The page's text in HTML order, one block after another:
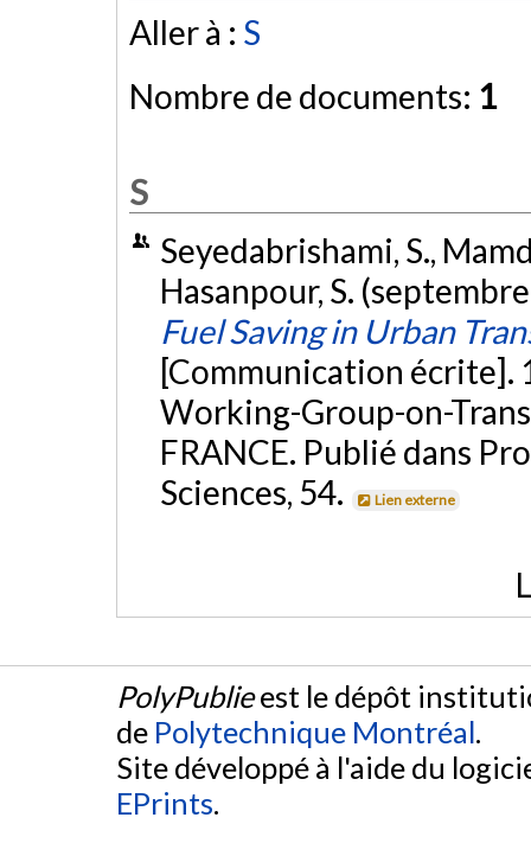
Aller à : S
Nombre de documents: 1
S
Seyedabrishami, S.,
Hasanpour, S.
Fuel Saving in Urban
[Communication écrite].
Working-Group-on-
FRANCE. Publié dans
Sciences, 54.
Lien externe
PolyPublieest le dépôt
de Polytechnique Montréal.
Site développé à l'aide du
EPrints.